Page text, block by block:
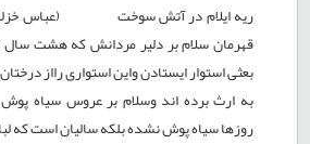
ریه ایلام در آتش سوخت (عباس خزلی)
قهرمان سلام بر دلیر مردانش که هشت
بعثی استوار ایستادن واین استواری رااز
به ارث برده اند وسلام بر عروس سیاه
روزها سیاه پوش نشده بلکه سالیان است که